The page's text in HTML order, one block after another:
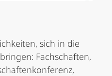
sich in die
Fachschaften,